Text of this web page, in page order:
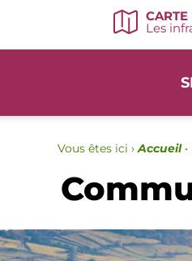
CARTE
Les
Vous êtes ici › Accueil•